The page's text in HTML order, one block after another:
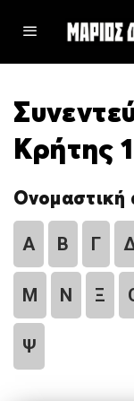
Κρήτης
Ονομαστική
Α Β Γ
Μ Ν Ξ
Ψ